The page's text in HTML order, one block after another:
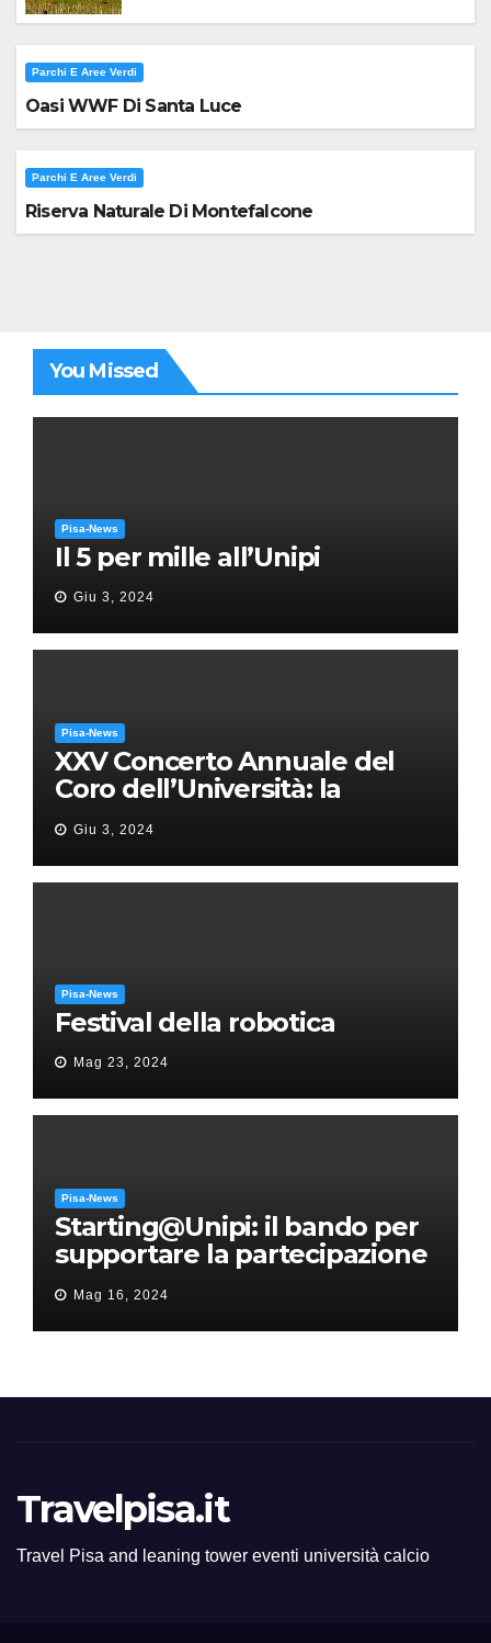
Parchi E Aree Verdi
Oasi WWF Di Santa Luce
Parchi E Aree Verdi
Riserva Naturale Di Montefalcone
You Missed
Pisa-News
Il 5 per mille all’Unipi
Giu 3, 2024
Pisa-News
XXV Concerto Annuale del
Coro dell’Università: la
“Messa in gloria” di Giacomo
Puccini
Giu 3, 2024
Pisa-News
Festival della robotica
Mag 23, 2024
Pisa-News
Starting@Unipi: il bando per
supportare la partecipazione
all’ERC Starting Grant
Mag 16, 2024
Travelpisa.it
Travel Pisa and leaning tower eventi università calcio